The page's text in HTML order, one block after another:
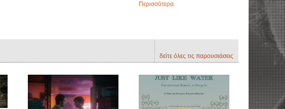
Περισσότερα
δείτε όλες τις παρουσιάσεις